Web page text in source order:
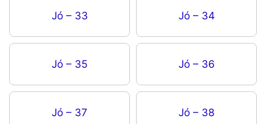
Jó – 33 Jó – 34
Jó – 35 Jó – 36
Jó – 37 Jó – 38